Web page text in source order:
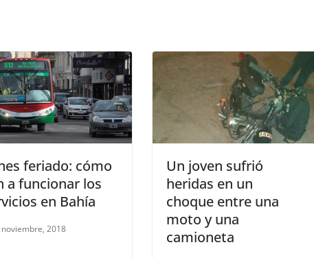
feriado: cómo
a funcionar los
en Bahía
noviembre, 2018
Un joven sufrió
heridas en un
choque entre una
moto y una
camioneta